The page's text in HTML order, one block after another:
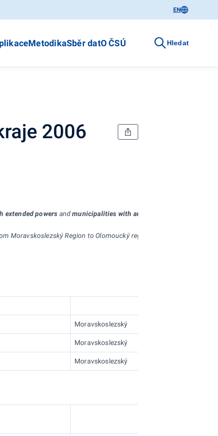
EN
MetodikaSběr datO ČSÚ Hledat
2006
extended powers andmunicipalities with authorized municipal
Moravskoslezský Region to Olomoucký region and 25 muni
Moravskoslezský
Moravskoslezský
Moravskoslezský